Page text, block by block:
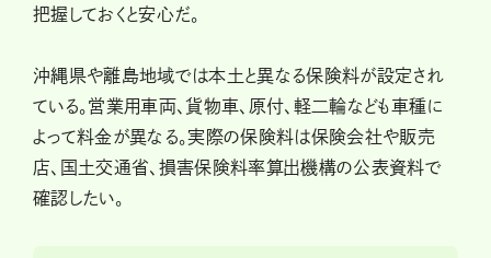
把握しておくと安心だ。
沖縄県や離島地域では本土と異なる保険料が設定され
ている。営業用車両、貨物車、原付、軽二輪なども車種に
よって料金が異なる。実際の保険料は保険会社や販売
店、国土交通省、損害保険料率算出機構の公表資料で
確認したい。